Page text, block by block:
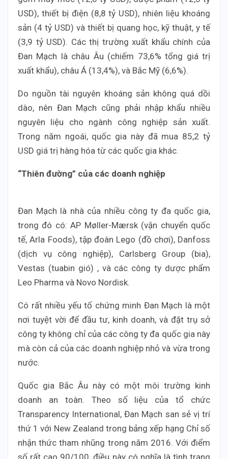
USD), thiết bị điện (8,8 tỷ USD), nhiên liệu khoáng
sản (4 tỷ USD) và thiết bị quang học, kỹ thuật, y tế
(3,9 tỷ USD). Các thị trường xuất khẩu chính của
Đan Mạch là châu Âu (chiếm 73,6% tổng giá trị
xuất khẩu), châu Á (13,4%), và Bắc Mỹ (6,6%).
Do nguồn tài nguyên khoáng sản không quá dồi
dào, nên Đan Mạch cũng phải nhập khẩu nhiều
nguyên liệu cho ngành công nghiệp sản xuất.
Trong năm ngoái, quốc gia này đã mua 85,2 tỷ
USD giá trị hàng hóa từ các quốc gia khác.
“Thiên đường” của các doanh nghiệp
Đan Mạch là nhà của nhiều công ty đa quốc gia,
trong đó có: AP Møller-Mærsk (vận chuyển quốc
tế, Arla Foods), tập đoàn Lego (đồ chơi), Danfoss
(dịch vụ công nghiệp), Carlsberg Group (bia),
Vestas (tuabin gió) , và các công ty dược phẩm
Leo Pharma và Novo Nordisk.
Có rất nhiều yếu tố chứng minh Đan Mạch là một
nơi tuyệt vời để đầu tư, kinh doanh, và đặt trụ sở
công ty không chỉ của các công ty đa quốc gia này
mà còn cả của các doanh nghiệp nhỏ và vừa trong
nước.
Quốc gia Bắc Âu này có một môi trường kinh
doanh an toàn. Theo số liệu của tổ chức
Transparency International, Đan Mạch san sẻ vị trí
thứ 1 với New Zealand trong bảng xếp hạng Chỉ số
nhận thức tham nhũng trong năm 2016. Với điểm